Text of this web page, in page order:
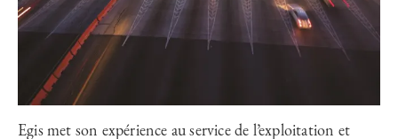
Egis met son expérience au service de l’exploitation et